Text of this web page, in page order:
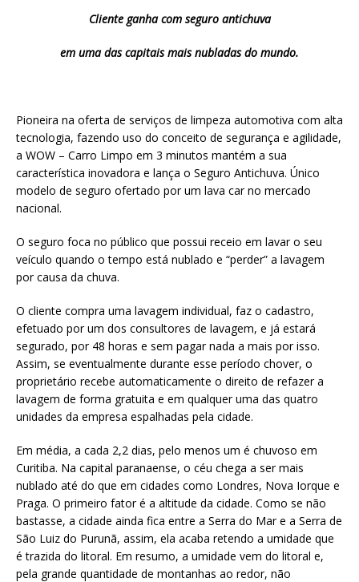
Cliente ganha com seguro antichuva
em uma das capitais mais nubladas do mundo.
Pioneira na oferta de serviços de limpeza automotiva com alta
tecnologia, fazendo uso do conceito de segurança e agilidade,
a WOW – Carro Limpo em 3 minutos mantém a sua
característica inovadora e lança o Seguro Antichuva. Único
modelo de seguro ofertado por um lava car no mercado
nacional.
O seguro foca no público que possui receio em lavar o seu
veículo quando o tempo está nublado e “perder” a lavagem
por causa da chuva.
O cliente compra uma lavagem individual, faz o cadastro,
efetuado por um dos consultores de lavagem, e já estará
segurado, por 48 horas e sem pagar nada a mais por isso.
Assim, se eventualmente durante esse período chover, o
proprietário recebe automaticamente o direito de refazer a
lavagem de forma gratuita e em qualquer uma das quatro
unidades da empresa espalhadas pela cidade.
Em média, a cada 2,2 dias, pelo menos um é chuvoso em
Curitiba. Na capital paranaense, o céu chega a ser mais
nublado até do que em cidades como Londres, Nova Iorque e
Praga. O primeiro fator é a altitude da cidade. Como se não
bastasse, a cidade ainda fica entre a Serra do Mar e a Serra de
São Luiz do Purunã, assim, ela acaba retendo a umidade que
é trazida do litoral. Em resumo, a umidade vem do litoral e,
pela grande quantidade de montanhas ao redor, não